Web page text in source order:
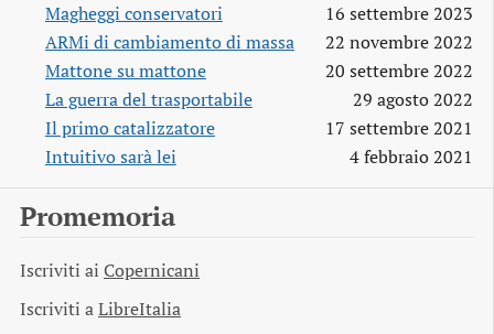
Magheggi conservatori
16 settembre 2023
ARMi di cambiamento di massa
22 novembre 2022
Mattone su mattone
20 settembre 2022
La guerra del trasportabile
29 agosto 2022
Il primo catalizzatore
17 settembre 2021
Intuitivo sarà lei
4 febbraio 2021
Promemoria
Iscriviti ai Copernicani
Iscriviti aLibreItalia